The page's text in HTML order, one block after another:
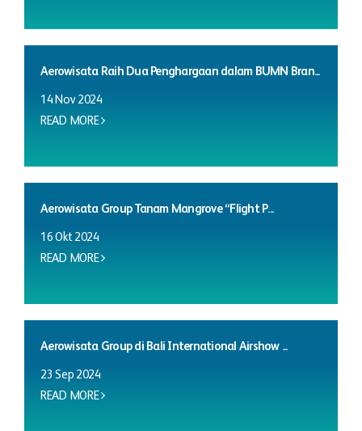
Aerowisata Raih Dua Penghargaan dalam BUMN Bran...
14 Nov 2024
READ MORE
Aerowisata Group Tanam Mangrove “Flight P...
16 Okt 2024
READ MORE
Aerowisata Group di Bali International Airshow ...
23 Sep 2024
READ MORE